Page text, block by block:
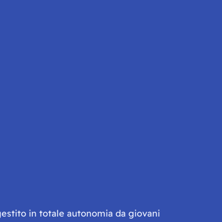
in totale autonomia da giovani